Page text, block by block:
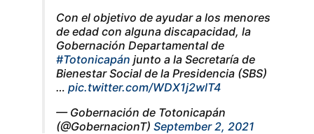
Con el objetivo de ayudar a los menores
de edad con alguna discapacidad, la
Gobernación Departamental de
#Totonicapán junto a la Secretaría de
Bienestar Social de la Presidencia (SBS)
… pic.twitter.com/WDX1j2wlT4
— Gobernación de Totonicapán
(@GobernacionT) September 2, 2021